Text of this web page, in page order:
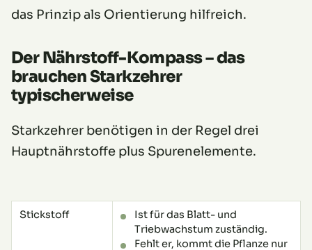
das Prinzip als Orientierung hilfreich.
Der Nährstoff-Kompass – das
brauchen Starkzehrer
typischerweise
Starkzehrer benötigen in der Regel drei
Hauptnährstoffe plus Spurenelemente.
Stickstoff
Ist für das Blatt- und
Triebwachstum zuständig.
Fehlt er, kommt die Pflanze nur